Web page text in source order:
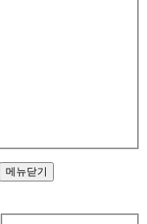
메뉴닫기
회